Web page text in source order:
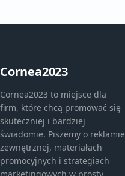
Cornea2023
Cornea2023 to miejsce dla
firm, które chcą promować się
skuteczniej i bardziej
świadomie. Piszemy o reklamie
zewnętrznej, materiałach
promocyjnych i strategiach